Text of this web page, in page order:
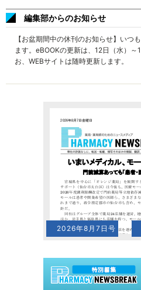
編集部からのお知らせ
【お盆期間中の休刊のお知らせ】いつ
ます。eBOOKの更新は、12日（水）
お、WEBサイトは随時更新します。
2026年8月7日号